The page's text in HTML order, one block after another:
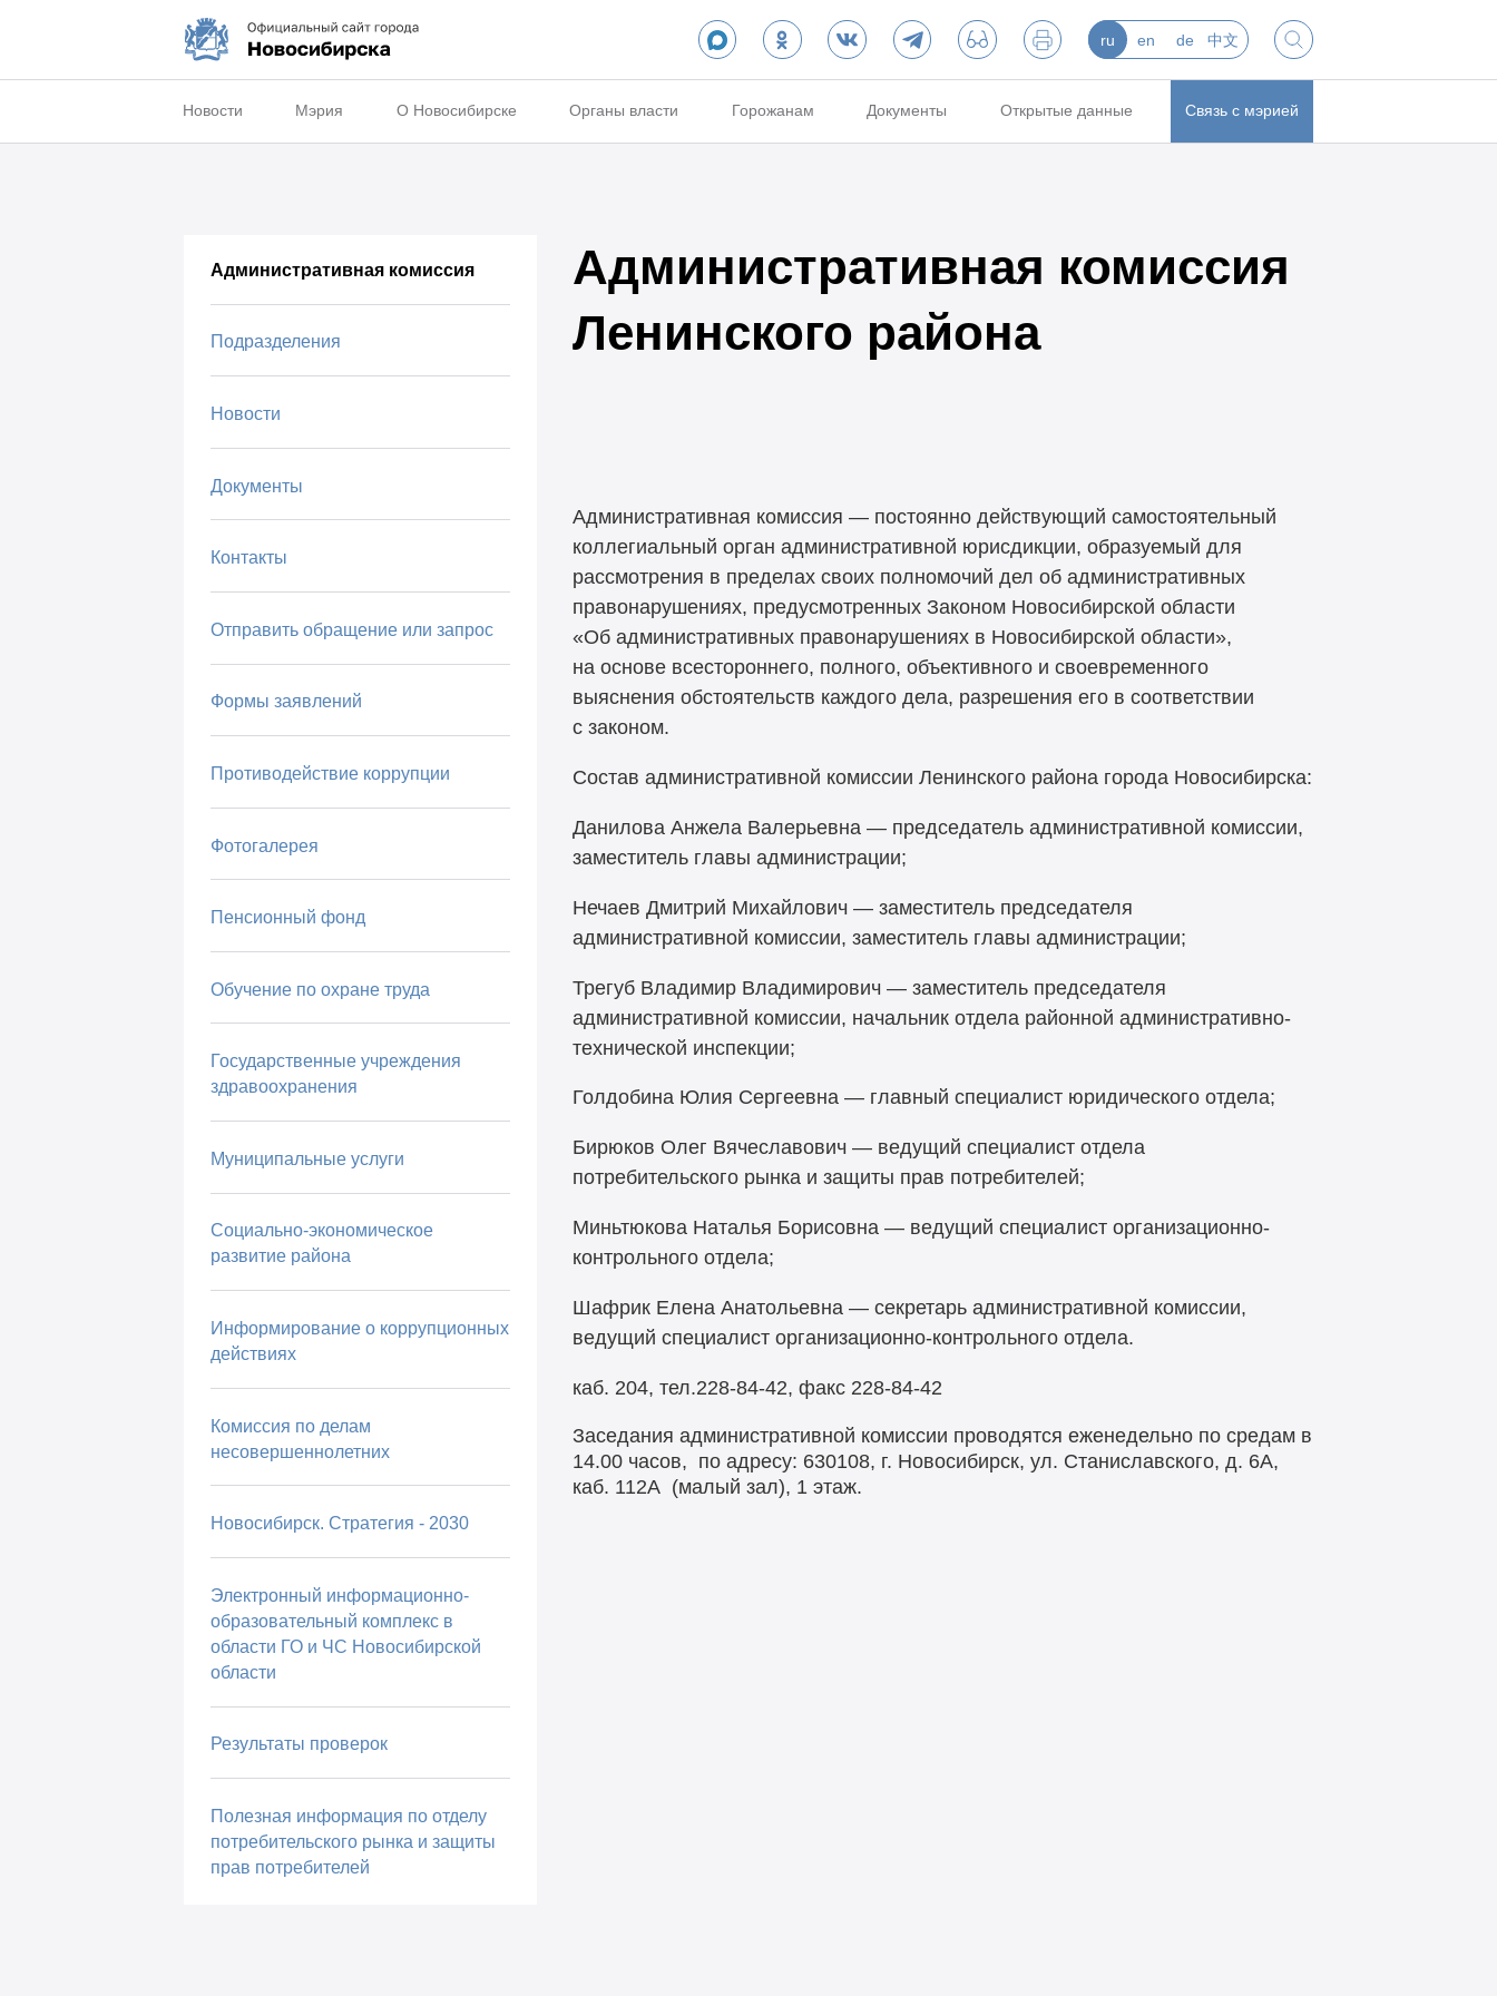
ru en de 中文
Новости Мэрия О Новосибирске Органы власти Горожанам Документы Открытые данные Связь с мэрией
Административная комиссия
Подразделения
Новости
Документы
Контакты
Отправить обращение или запрос
Формы заявлений
Противодействие коррупции
Фотогалерея
Пенсионный фонд
Обучение по охране труда
Государственные учреждения
здравоохранения
Муниципальные услуги
Социально-экономическое
развитие района
Информирование о коррупционных
действиях
Комиссия по делам
несовершеннолетних
Новосибирск. Стратегия - 2030
Электронный информационно-
образовательный комплекс в
области ГО и ЧС Новосибирской
области
Результаты проверок
Полезная информация по отделу
потребительского рынка и защиты
прав потребителей
Административная комиссия
Ленинского района
Административная комиссия — постоянно действующий самостоятельный
коллегиальный орган административной юрисдикции, образуемый для
рассмотрения в пределах своих полномочий дел об административных
правонарушениях, предусмотренных Законом Новосибирской области
«Об административных правонарушениях в Новосибирской области»,
на основе всестороннего, полного, объективного и своевременного
выяснения обстоятельств каждого дела, разрешения его в соответствии
с законом.
Состав административной комиссии Ленинского района города Новосибирска:
Данилова Анжела Валерьевна — председатель административной комиссии,
заместитель главы администрации;
Нечаев Дмитрий Михайлович — заместитель председателя
административной комиссии, заместитель главы администрации;
Трегуб Владимир Владимирович — заместитель председателя
административной комиссии, начальник отдела районной административно-
технической инспекции;
Голдобина Юлия Сергеевна — главный специалист юридического отдела;
Бирюков Олег Вячеславович — ведущий специалист отдела
потребительского рынка и защиты прав потребителей;
Миньтюкова Наталья Борисовна — ведущий специалист организационно-
контрольного отдела;
Шафрик Елена Анатольевна — секретарь административной комиссии,
ведущий специалист организационно-контрольного отдела.
каб. 204, тел.228-84-42, факс 228-84-42
Заседания административной комиссии проводятся еженедельно по средам в
14.00 часов, по адресу: 630108, г. Новосибирск, ул. Станиславского, д. 6А,
каб. 112А (малый зал), 1 этаж.